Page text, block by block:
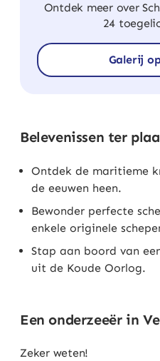
Ontdek meer over
24
Galerij
Belevenissen ter
Ontdek de maritieme
de eeuwen heen.
Bewonder perfecte
enkele originele
Stap aan boord van
uit de Koude Oorlog.
Een onderzeeër in
Zeker weten!